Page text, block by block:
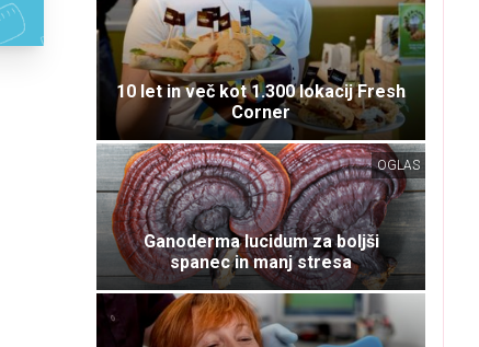
10 let in več kot 1.300 lokacij Fresh
Corner
OGLAS
Ganoderma lucidum za boljši
spanec in manj stresa